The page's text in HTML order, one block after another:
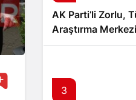
AK Parti’li Zorlu,
Araştırma
kuracak
3